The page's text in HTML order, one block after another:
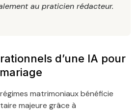
au praticien rédacteur.
d’une IA pour
matrimoniaux bénéficie
majeure grâce à